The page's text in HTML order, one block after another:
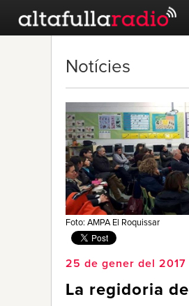
Notícies
Foto: AMPA El Roquissar
25 de gener del 2017
La regidoria de